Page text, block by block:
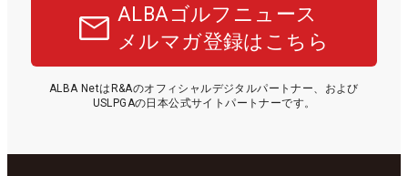
ALBAゴルフニュース
メルマガ登録はこちら
ALBA NetはR&Aのオフィシャルデジタルパートナー、および
USLPGAの日本公式サイトパートナーです。